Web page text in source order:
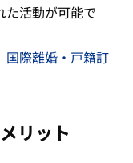
た活動が可能で
国際離婚・戸籍訂
リット